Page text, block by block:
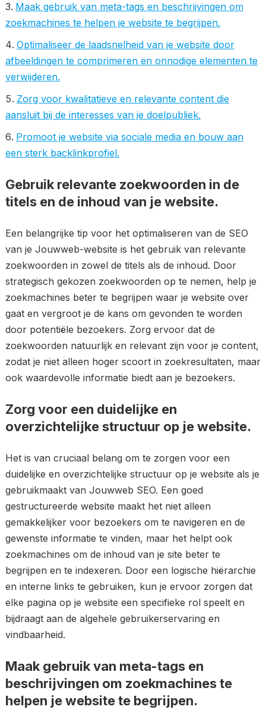
Maak gebruik van meta-tags en beschrijvingen om
zoekmachines te helpen je website te begrijpen.
Optimaliseer de laadsnelheid van je website door
afbeeldingen te comprimeren en onnodige elementen te
verwijderen.
Zorg voor kwalitatieve en relevante content die
aansluit bij de interesses van je doelpubliek.
Promoot je website via sociale media en bouw aan
een sterk backlinkprofiel.
Gebruik relevante zoekwoorden in de
titels en de inhoud van je website.
Een belangrijke tip voor het optimaliseren van de SEO
van je Jouwweb-website is het gebruik van relevante
zoekwoorden in zowel de titels als de inhoud. Door
strategisch gekozen zoekwoorden op te nemen, help je
zoekmachines beter te begrijpen waar je website over
gaat en vergroot je de kans om gevonden te worden
door potentiële bezoekers. Zorg ervoor dat de
zoekwoorden natuurlijk en relevant zijn voor je content,
zodat je niet alleen hoger scoort in zoekresultaten, maar
ook waardevolle informatie biedt aan je bezoekers.
Zorg voor een duidelijke en
overzichtelijke structuur op je website.
Het is van cruciaal belang om te zorgen voor een
duidelijke en overzichtelijke structuur op je website als je
gebruikmaakt van Jouwweb SEO. Een goed
gestructureerde website maakt het niet alleen
gemakkelijker voor bezoekers om te navigeren en de
gewenste informatie te vinden, maar het helpt ook
zoekmachines om de inhoud van je site beter te
begrijpen en te indexeren. Door een logische hiërarchie
en interne links te gebruiken, kun je ervoor zorgen dat
elke pagina op je website een specifieke rol speelt en
bijdraagt aan de algehele gebruikerservaring en
vindbaarheid.
Maak gebruik van meta-tags en
beschrijvingen om zoekmachines te
helpen je website te begrijpen.